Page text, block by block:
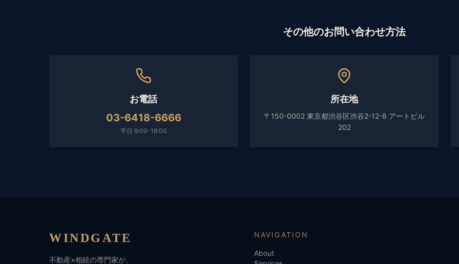
その他のお問い合わせ方法
お電話
03-6418-6666
平日 9:00-18:00
所在地
〒150-0002 東京都渋谷区渋谷2-12-8 アートビル
202
WINDGATE
不動産×相続の専門家が、
NAVIGATION
About